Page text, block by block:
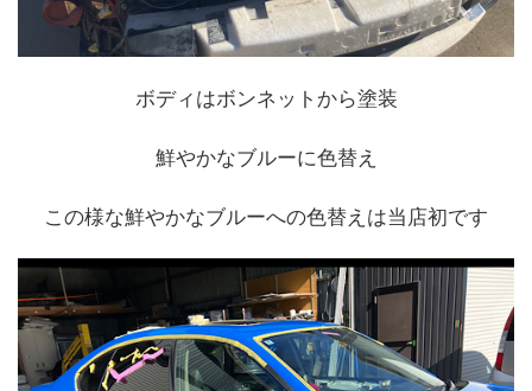
ボディはボンネットから塗装
鮮やかなブルーに色替え
この様な鮮やかなブルーへの色替えは当店初です